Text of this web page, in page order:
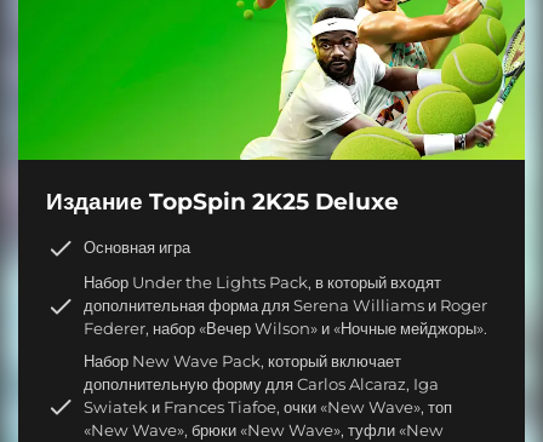
Издание TopSpin 2K25 Deluxe
Основная игра
Набор Under the Lights Pack, в который входят
дополнительная форма для Serena Williams и Roger
Federer, набор «Вечер Wilson» и «Ночные мейджоры».
Набор New Wave Pack, который включает
дополнительную форму для Carlos Alcaraz, Iga
Swiatek и Frances Tiafoe, очки «New Wave», топ
«New Wave», брюки «New Wave», туфли «New